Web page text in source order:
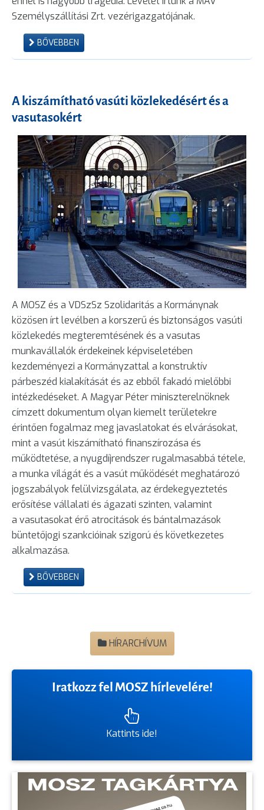
Személyszállítási Zrt. vezérigazgatójának.
BŐVEBBEN
A kiszámítható vasúti közlekedésért és a
vasutasokért
A MOSZ és a VDSzSz Szolidaritás a Kormánynak
közösen írt levélben a korszerű és biztonságos vasúti
közlekedés megteremtésének és a vasutas
munkavállalók érdekeinek képviseletében
kezdeményezi a Kormányzattal a konstruktív
párbeszéd kialakítását és az ebből fakadó mielőbbi
intézkedéseket. A Magyar Péter miniszterelnöknek
címzett dokumentum olyan kiemelt területekre
érintően fogalmaz meg javaslatokat és elvárásokat,
mint a vasút kiszámítható finanszírozása és
működtetése, a nyugdíjrendszer rugalmasabbá tétele,
a munka világát és a vasút működését meghatározó
jogszabályok felülvizsgálata, az érdekegyeztetés
erősítése vállalati és ágazati szinten, valamint
a vasutasokat érő atrocitások és bántalmazások
büntetőjogi szankcióinak szigorú és következetes
alkalmazása.
BŐVEBBEN
HÍRARCHÍVUM
Iratkozz fel MOSZ hírlevelére!
Kattints ide!